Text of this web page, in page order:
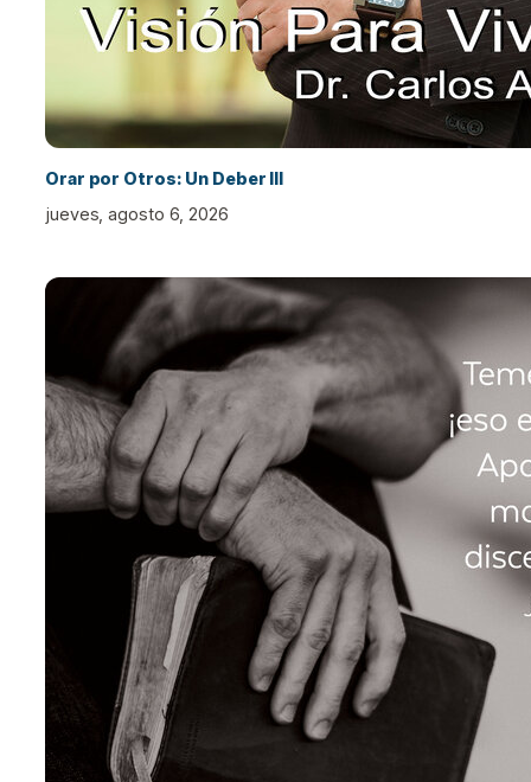
Orar por Otros: Un Deber III
jueves, agosto 6, 2026